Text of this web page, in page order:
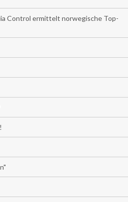
Control ermittelt norwegische Top-